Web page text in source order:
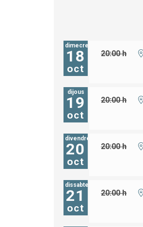
dimecres
18
oct
20:00 h
dijous
19
oct
20:00 h
divendres
20
oct
20:00 h
dissabte
21
oct
20:00 h